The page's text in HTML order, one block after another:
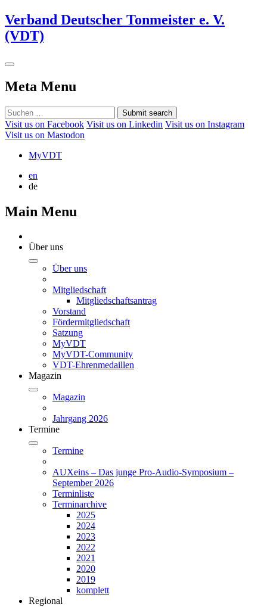
Verband Deutscher Tonmeister e. V.
(VDT)
Meta Menu
Submit search
Visit us on Facebook Visit us on Linkedin Visit us on Instagram
Visit us on Mastodon
MyVDT
en
de
Main Menu
Über uns
Über uns
Mitgliedschaft
Mitgliedschaftsantrag
Vorstand
Fördermitgliedschaft
Satzung
MyVDT
MyVDT-Community
VDT-Ehrenmedaillen
Magazin
Magazin
Jahrgang 2026
Termine
Termine
AUXeins – Das junge Pro-Audio-Symposium –
September 2026
Terminliste
Terminarchive
2025
2024
2023
2022
2021
2020
2019
komplett
Regional